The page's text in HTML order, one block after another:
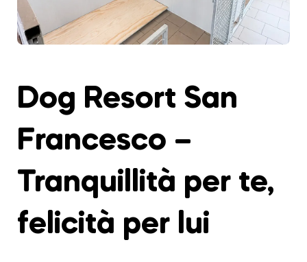
Dog Resort San
Francesco –
Tranquillità per te,
felicità per lui